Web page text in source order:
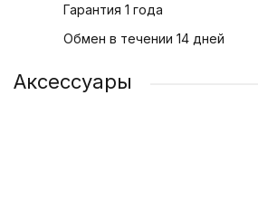
Гарантия 1 года
Обмен в течении 14 дней
Аксессуары